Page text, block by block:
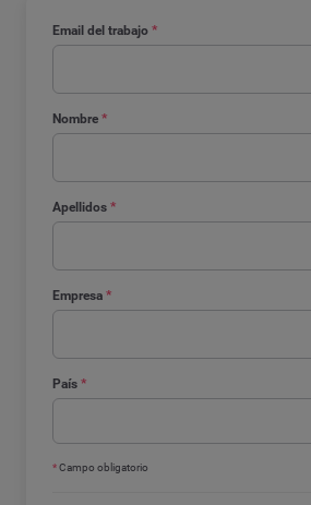
Email del trabajo *
Nombre *
Apellidos *
Empresa *
País *
*Campo obligatorio